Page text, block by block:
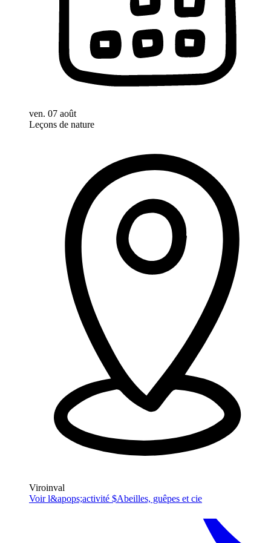
ven. 07 août
Leçons de nature
Viroinval
Voir l&apops;activité $Abeilles, guêpes et cie